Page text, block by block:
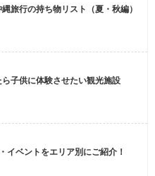
旅行の持ち物リスト（夏・秋編）
ら子供に体験させたい観光施設
イベントをエリア別にご紹介！